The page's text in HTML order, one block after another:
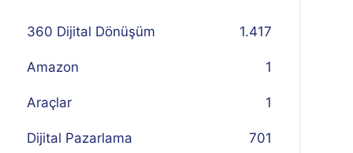
360 Dijital Dönüşüm 1.417
Amazon 1
Araçlar 1
Dijital Pazarlama 701